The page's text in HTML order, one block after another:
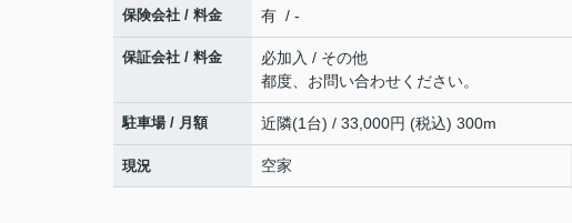
保険会社 / 料金 有 / -
保証会社 / 料金
必加入 / その他
都度、お問い合わせください。
駐車場 / 月額 近隣(1台) / 33,000円 (税込) 300m
現況 空家